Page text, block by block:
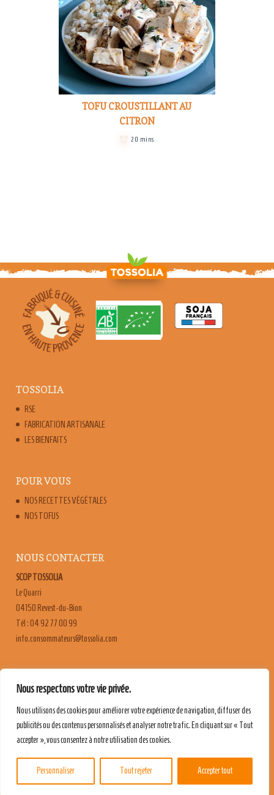
Nous respectons votre vie privée.
Nous utilisons des cookies pour améliorer votre expérience de navigation, diffuser des
publicités ou des contenus personnalisés et analyser notre trafic. En cliquant sur « Tout
accepter », vous consentez à notre utilisation des cookies.
Personnaliser Tout rejeter Accepter tout
TOFU CROUSTILLANT AU
CITRON
20 mins
TOSSOLIA
RSE
FABRICATION ARTISANALE
LES BIENFAITS
POUR VOUS
NOS RECETTES VÉGÉTALES
NOS TOFUS
NOUS CONTACTER
SCOP TOSSOLIA
Le Quarri
04150 Revest-du-Bion
Tél : 04 92 77 00 99
moc.ailossot@sruetammosnoc.ofni
CONTACT & RECRUTEMENT
MENTIONS LÉGALES
POLITIQUE DE CONFIDENTIALITÉ